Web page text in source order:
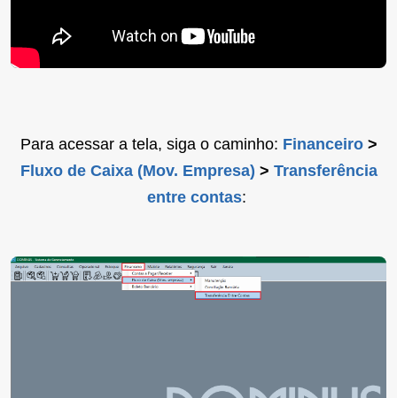
Para acessar a tela, siga o caminho: Financeiro>
Fluxo de Caixa (Mov. Empresa) > Transferência
entre contas: